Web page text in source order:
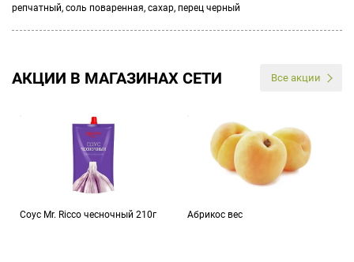
репчатный, соль поваренная, сахар, перец черный
АКЦИИ В МАГАЗИНАХ СЕТИ Все акции
Соус Mr. Ricco чесночный 210г Абрикос вес